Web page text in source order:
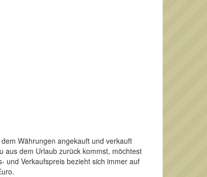
Währungen angekauft und verkauft
aus dem Urlaub zurück kommst, möchtest
und Verkaufspreis bezieht sich immer auf